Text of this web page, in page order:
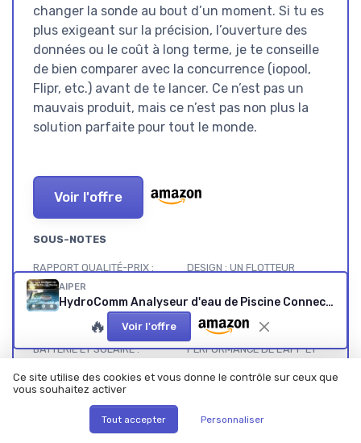
changer la sonde au bout d’un moment. Si tu es
plus exigeant sur la précision, l’ouverture des
données ou le coût à long terme, je te conseille
de bien comparer avec la concurrence (iopool,
Flipr, etc.) avant de te lancer. Ce n’est pas un
mauvais produit, mais ce n’est pas non plus la
solution parfaite pour tout le monde.
Voir l'offre
SOUS-NOTES
RAPPORT QUALITÉ-PRIX :
INTÉRESSANT, MAIS PAS
DONNÉ POUR CE QUE C’EST
DESIGN : UN FLOTTEUR
★★★★★
★★★★★
BATTERIE ET SOLAIRE :
À SURVEILLER
PERFORMANCE DE L’APP ET
★★★★★
★★★★★
PRÉSENTATION : CE QUE
AIPER
HydroComm Analyseur d'eau de Piscine Connecté, 5-en-1 Testeur pH, ORP, EC, TDS & Température, Surveillance Numérique 24/7, Application Mobile avec Conseils Personnalisés, Solaire + Batterie ovale
🔥 Voir l'offre
Ce site utilise des cookies et vous donne le contrôle sur ceux que
vous souhaitez activer
Tout accepter Personnaliser